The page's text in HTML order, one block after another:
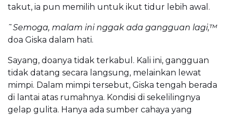
takut, ia pun memilih untuk ikut tidur lebih awal.
˜Semoga, malam ini nggak ada gangguan lagi,™
doa Giska dalam hati.
Sayang, doanya tidak terkabul. Kali ini, gangguan
tidak datang secara langsung, melainkan lewat
mimpi. Dalam mimpi tersebut, Giska tengah berada
di lantai atas rumahnya. Kondisi di sekelilingnya
gelap gulita. Hanya ada sumber cahaya yang